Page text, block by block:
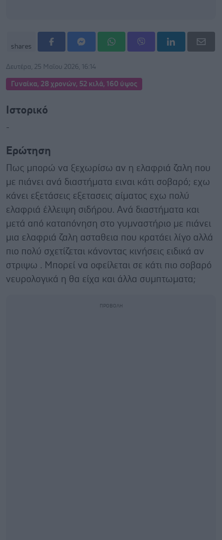
shares
Δευτέρα, 25 Μαΐου 2026, 16:14
Γυναίκα, 28 χρονών, 52 κιλά, 160 ύψος
Ιστορικό
-
Ερώτηση
Πως μπορώ να ξεχωρίσω αν η ελαφριά ζαλη που
με πιάνει ανά διαστήματα ειναι κάτι σοβαρό; εχω
κάνει εξετάσεις εξετασεις αίματος εχω πολύ
ελαφριά έλλειψη σιδήρου. Ανά διαστήματα και
μετά από καταπόνηση στο γυμναστήριο με πιάνει
μια ελαφριά ζαλη ασταθεια που κρατάει λίγο αλλά
πιο πολύ σχετίζεται κάνοντας κινήσεις ειδικά αν
στριψω . Μπορεί να οφείλεται σε κάτι πιο σοβαρό
νευρολογικά η θα είχα και άλλα συμπτωματα;